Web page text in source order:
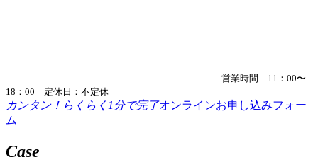
営業時間 11：00〜
18：00 定休日：不定休
カンタン！らくらく1分で完了オンラインお申し込みフォー
ム
Case